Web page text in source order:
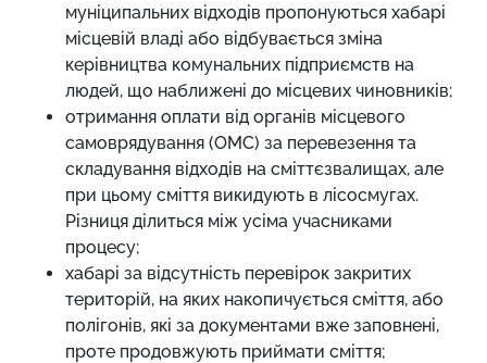
муніципальних відходів пропонуються хабарі
місцевій владі або відбувається зміна
керівництва комунальних підприємств на
людей, що наближені до місцевих чиновників;
отримання оплати від органів місцевого
самоврядування (ОМС) за перевезення та
складування відходів на сміттєзвалищах, але
при цьому сміття викидують в лісосмугах.
Різниця ділиться між усіма учасниками
процесу;
хабарі за відсутність перевірок закритих
територій, на яких накопичується сміття, або
полігонів, які за документами вже заповнені,
проте продовжують приймати сміття;